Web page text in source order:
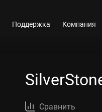
Поддержка Компания
Сравнить